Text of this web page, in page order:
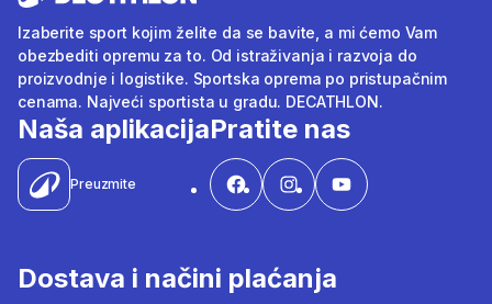
Izaberite sport kojim želite da se bavite, a mi ćemo Vam
obezbediti opremu za to. Od istraživanja i razvoja do
proizvodnje i logistike. Sportska oprema po pristupačnim
cenama. Najveći sportista u gradu. DECATHLON.
Naša aplikacija
Preuzmite
Pratite nas
Dostava i načini plaćanja